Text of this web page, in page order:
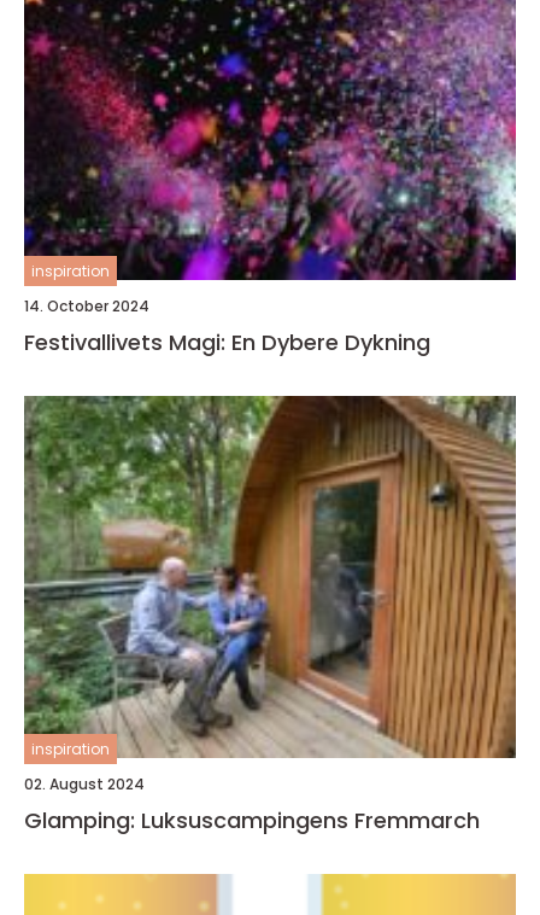
inspiration
14. October 2024
Festivallivets Magi: En Dybere Dykning
inspiration
02. August 2024
Glamping: Luksuscampingens Fremmarch